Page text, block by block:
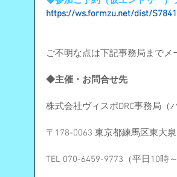
https://ws.formzu.net/dist/
ご不明な点は下記事務局まで
◆主催・お問合せ先
株式会社ヴィスポDRC事務局（
〒178-0063 東京都練馬区東大
TEL 070-6459-9773（平日10時